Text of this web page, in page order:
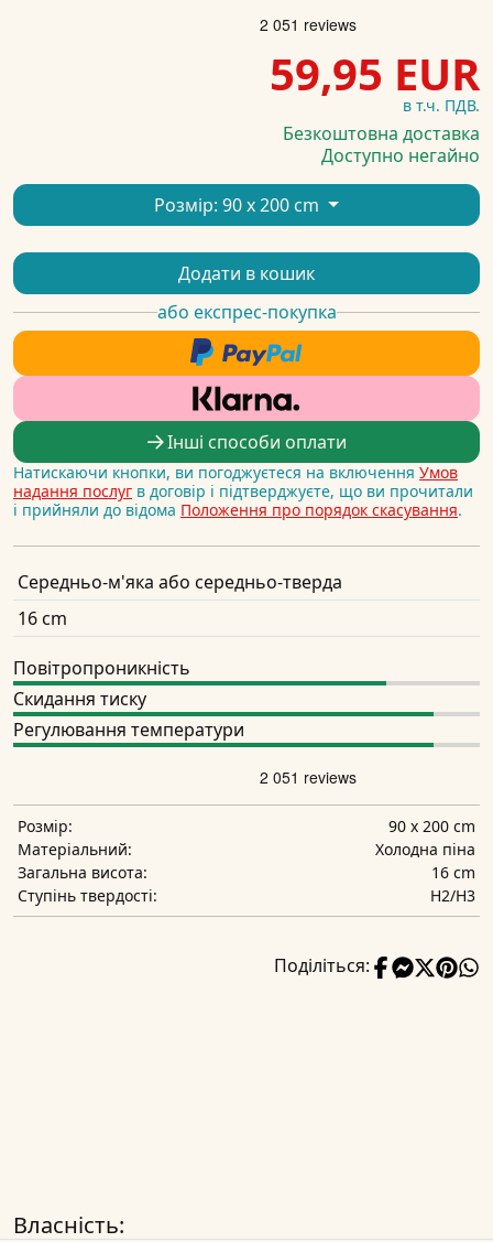
59,95 EUR
в т.ч. ПДВ.
Безкоштовна доставка
Доступно негайно
Розмір: 90 x 200 cm
Додати в кошик
або експрес-покупка
Інші способи оплати
Натискаючи кнопки, ви погоджуєтеся на включення Умов
надання послуг в договір і підтверджуєте, що ви прочитали
і прийняли до відома Положення про порядок скасування.
Середньо-м'яка або середньо-тверда
16 cm
Повітропроникність
Скидання тиску
Регулювання температури
Розмір:
90 x 200 cm
Матеріальний:
Холодна піна
Загальна висота:
16 cm
Ступінь твердості:
H2/H3
Поділіться:
Власність: